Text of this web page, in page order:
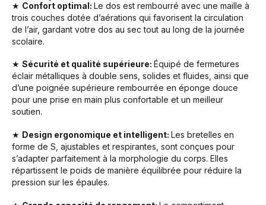
★ Confort optimal: Le dos est rembourré avec une maille à
trois couches dotée d’aérations qui favorisent la circulation
de l’air, gardant votre dos au sec tout au long de la journée
scolaire.
★ Sécurité et qualité supérieure: Équipé de fermetures
éclair métalliques à double sens, solides et fluides, ainsi que
d’une poignée supérieure rembourrée en éponge douce
pour une prise en main plus confortable et un meilleur
soutien.
★ Design ergonomique et intelligent: Les bretelles en
forme de S, ajustables et respirantes, sont conçues pour
s’adapter parfaitement à la morphologie du corps. Elles
répartissent le poids de manière équilibrée pour réduire la
pression sur les épaules.